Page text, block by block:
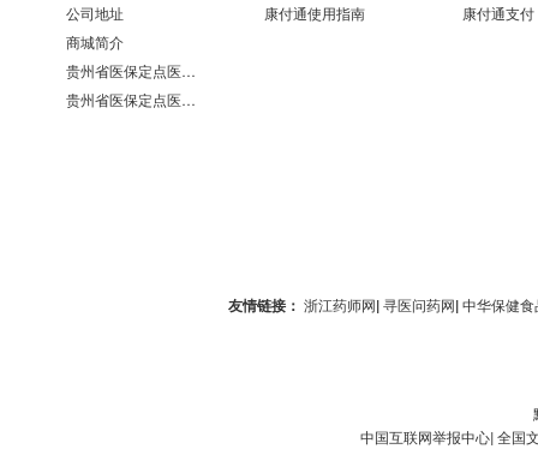
公司地址
商城简介
贵州省医保定点医疗机构医保服务情况表（第551分店）
贵州省医保定点医疗机构医保服务情况表（第100分店）
康付通使用指南
康付通支付
友情链接： 浙江药师网| 寻医问药网| 中华保健食
中国互联网举报中心| 全国